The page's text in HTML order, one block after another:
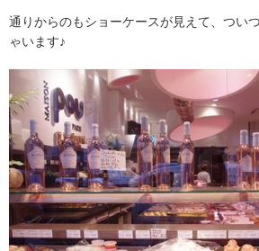
通りからのもショーケースが見えて、つい
ゃいます♪